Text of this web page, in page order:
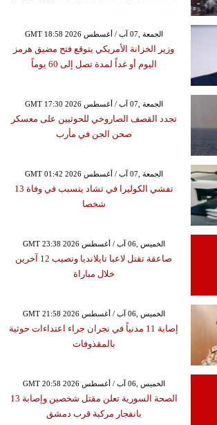
GMT 18:58 2026 الجمعة ,07 آب / أغسطس
وزير الخزانة الأمريكي يتوقع فتح مضيق هرمز
اليوم أو غداً لمدة تصل إلى 60 يوماً
GMT 17:30 2026 الجمعة ,07 آب / أغسطس
تجدد القصف الصاروخي للحوثيين على معسكر
صحن الجن في مأرب
GMT 01:42 2026 الجمعة ,07 آب / أغسطس
تفشي الكوليرا في تشاد يتسبب في وفاة 13
شخصا
GMT 23:38 2026 الخميس ,06 آب / أغسطس
صاعقة تقتل لاعبا تايلانديا وتصيب 12 آخرين
خلال مباراة
GMT 21:58 2026 الخميس ,06 آب / أغسطس
إصابة 11 مدنياً في نجران جراء اعتداءات حوثية
بالمقذوفات
GMT 20:58 2026 الخميس ,06 آب / أغسطس
الصحة السورية تعلن مقتل شخصين وإصابة 13
بانفجار مركبة قرب دمشق